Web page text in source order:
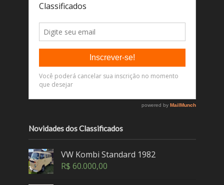
Novidades dos Classificados
VW Kombi Standard 1982
R$ 60.000,00